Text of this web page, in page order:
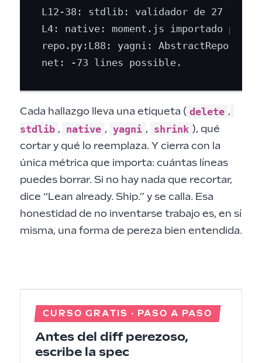
L12-38: stdlib: validador de 27
L4: native: moment.js importado para
repo.py:L88: yagni:
Cada hallazgo lleva una etiqueta ( delete ,
stdlib , native , yagni , shrink ), qué
cortar y qué lo reemplaza. Y cierra con la
única métrica que importa: cuántas líneas
puedes borrar. Si no hay nada que recortar,
dice “Lean already. Ship.” y se calla. Esa
honestidad de no inventarse trabajo es, en sí
misma, una forma de pereza bien entendida.
CURSO GRATIS · PASO A PASO
Antes del diff perezoso,
escribe la spec